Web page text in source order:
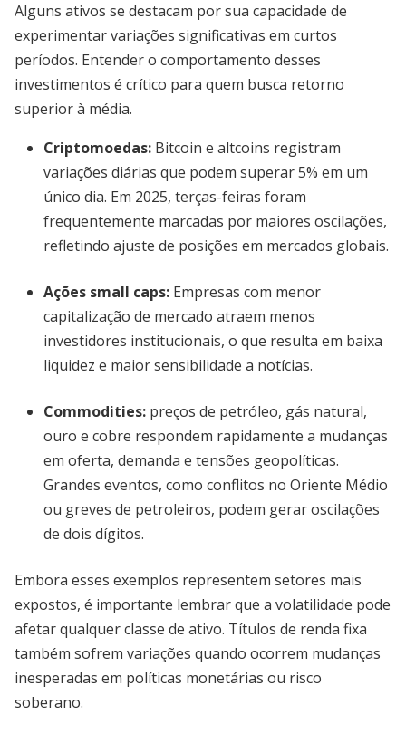
Alguns ativos se destacam por sua capacidade de
experimentar variações significativas em curtos
períodos. Entender o comportamento desses
investimentos é crítico para quem busca retorno
superior à média.
Criptomoedas: Bitcoin e altcoins registram
variações diárias que podem superar 5% em um
único dia. Em 2025, terças-feiras foram
frequentemente marcadas por maiores oscilações,
refletindo ajuste de posições em mercados globais.
Ações small caps: Empresas com menor
capitalização de mercado atraem menos
investidores institucionais, o que resulta em baixa
liquidez e maior sensibilidade a notícias.
Commodities: preços de petróleo, gás natural,
ouro e cobre respondem rapidamente a mudanças
em oferta, demanda e tensões geopolíticas.
Grandes eventos, como conflitos no Oriente Médio
ou greves de petroleiros, podem gerar oscilações
de dois dígitos.
Embora esses exemplos representem setores mais
expostos, é importante lembrar que a volatilidade pode
afetar qualquer classe de ativo. Títulos de renda fixa
também sofrem variações quando ocorrem mudanças
inesperadas em políticas monetárias ou risco
soberano.